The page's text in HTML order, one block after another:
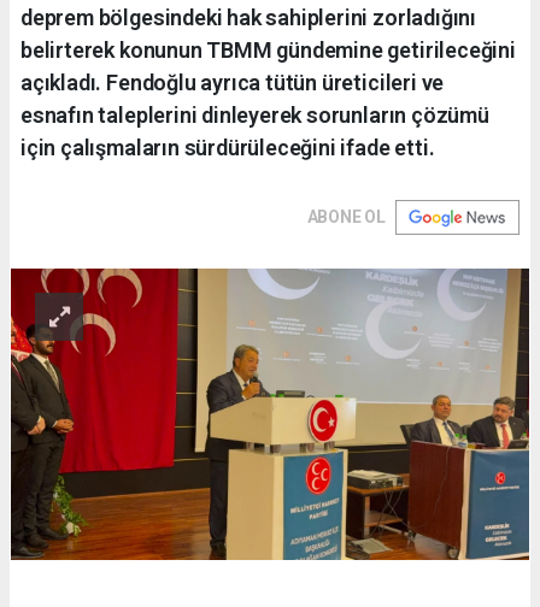
deprem bölgesindeki hak sahiplerini zorladığını
belirterek konunun TBMM gündemine getirileceğini
açıkladı. Fendoğlu ayrıca tütün üreticileri ve
esnafın taleplerini dinleyerek sorunların çözümü
için çalışmaların sürdürüleceğini ifade etti.
ABONE OL